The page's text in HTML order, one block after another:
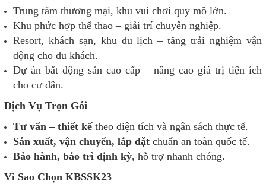
Trung tâm thương mại, khu vui chơi quy mô lớn.
Khu phức hợp thể thao – giải trí chuyên nghiệp.
Resort, khách sạn, khu du lịch – tăng trải nghiệm vận
động cho du khách.
Dự án bất động sản cao cấp – nâng cao giá trị tiện ích
cho cư dân.
Dịch Vụ Trọn Gói
Tư vấn – thiết kếtheo diện tích và ngân sách thực tế.
Sản xuất, vận chuyển, lắp đặt chuẩn an toàn quốc tế.
Bảo hành, bảo trì định kỳ, hỗ trợ nhanh chóng.
Vì Sao Chọn KBSSK23